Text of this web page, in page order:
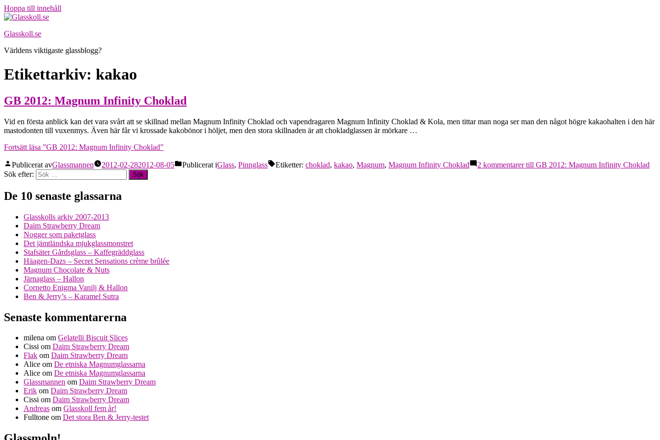
Hoppa till innehåll
Glasskoll.se
Världens viktigaste glassblogg?
Etikettarkiv: kakao
GB 2012: Magnum Infinity Choklad
Vid en första anblick kan det vara svårt att se skillnad mellan Magnum Infinity Choklad och vapendragaren Magnum Infinity Choklad & Kola, men tittar man noga ser man den något högre kakaohalten i den här
mastodonten till vuxenmys. Även här får vi krossade kakobönor i höljet, men den stora skillnaden är att chokladglassen är mörkare …
Fortsätt läsa ”GB 2012: Magnum Infinity Choklad”
Publicerat avGlassmannen 2012-02-282012-08-05 Publicerat iGlass, Pinnglass Etiketter: choklad, kakao, Magnum, Magnum Infinity Choklad 2 kommentarertill GB 2012: Magnum Infinity Choklad
Sök efter:
De 10 senaste glassarna
Glasskolls arkiv 2007-2013
Daim Strawberry Dream
Nogger som paketglass
Det jämtländska mjukglassmonstret
Stafsäter Gårdsglass – Kaffegräddglass
Häagen-Dazs – Secret Sensations crème brûlée
Magnum Chocolate & Nuts
Järnaglass – Hallon
Cornetto Enigma Vanilj & Hallon
Ben & Jerry’s – Karamel Sutra
Senaste kommentarerna
milena om Gelatelli Biscuit Slices
Cissi om Daim Strawberry Dream
Flak om Daim Strawberry Dream
Alice om De etniska Magnumglassarna
Alice om De etniska Magnumglassarna
Glassmannen om Daim Strawberry Dream
Erik om Daim Strawberry Dream
Cissi om Daim Strawberry Dream
Andreas om Glasskoll fem år!
Fulltone om Det stora Ben & Jerry-testet